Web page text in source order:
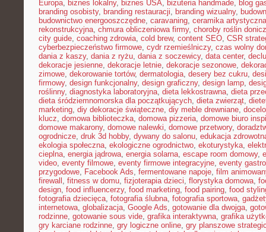
Europa, biznes lokalny, biznes USA, bizuteria handmade, blog
branding osobisty, branding restauracji, branding wizualny,
budownictwo energooszczędne, caravaning, ceramika artystyczna
rekonstrukcyjna, chmura obliczeniowa firmy, choroby roślin
city guide, coaching zdrowia, cold brew, content SEO, CSR
cyberbezpieczeństwo firmowe, cydr rzemieślniczy, czas wolny
dania z kaszy, dania z ryżu, dania z soczewicy, data center,
dekoracje jesienne, dekoracje letnie, dekoracje sezonowe,
zimowe, dekorowanie tortów, dermatologia, desery bez cukru,
firmowy, design funkcjonalny, design graficzny, design lamp,
roślinny, diagnostyka laboratoryjna, dieta lekkostrawna, dieta
dieta śródziemnomorska dla początkujących, dieta zwierząt,
marketing, diy dekoracje świąteczne, diy meble drewniane,
klucz, domowa biblioteczka, domowa pizzeria, domowe biuro
domowe makarony, domowe nalewki, domowe przetwory,
ogrodnicze, druk 3d hobby, dywany do salonu, edukacja
ekologia społeczna, ekologiczne ogrodnictwo, ekoturystyka,
cieplna, energia jądrowa, energia solarna, escape room domowy,
video, eventy filmowe, eventy firmowe integracyjne, eventy
przygodowe, Facebook Ads, fermentowane napoje, film
firewall , fitness w domu, fizjoterapia dzieci, florystyka domowa,
design, food influencerzy, food marketing, food pairing, food
fotografia dziecięca, fotografia ślubna, fotografia sportowa,
internetowa, globalizacja, Google Ads, gotowanie dla dwojga,
rodzinne, gotowanie sous vide, grafika interaktywna, grafika
gry karciane rodzinne, gry logiczne online, gry planszowe